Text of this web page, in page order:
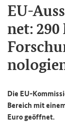
EU-​
net:
Die EU-​
Be­reich mit
Euro ge­öff­net.